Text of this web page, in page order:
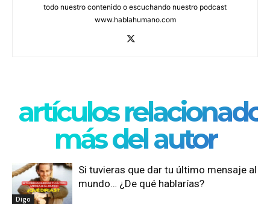
todo nuestro contenido o escuchando nuestro podcast
www.hablahumano.com
artículos
más del autor
Digo
Si tuvieras que dar tu último mensaje al
mundo… ¿De qué hablarías?